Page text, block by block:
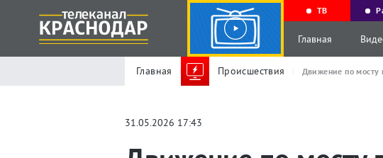
ТВ
Главная
Главная Происшествия Движение по мосту
31.05.2026 17:43